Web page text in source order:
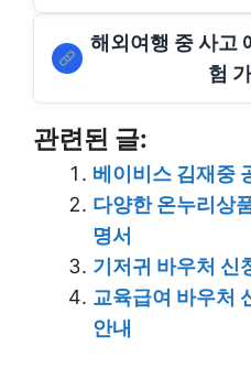
해외여행 중 사고
험
관련된 글:
베이비스 김재중
다양한 온누리상
명서
기저귀 바우처 신
교육급여 바우처
안내